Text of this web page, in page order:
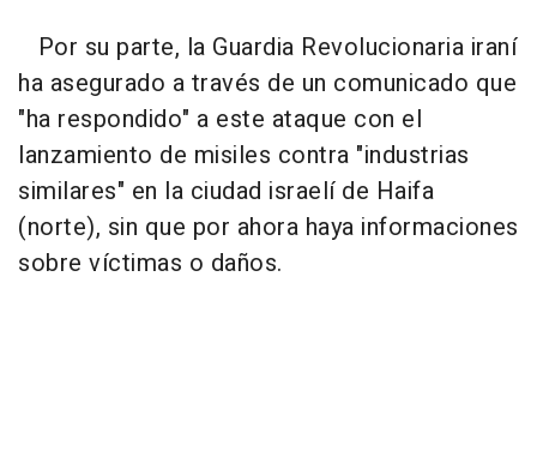
Por su parte, la Guardia Revolucionaria iraní
ha asegurado a través de un comunicado que
"ha respondido" a este ataque con el
lanzamiento de misiles contra "industrias
similares" en la ciudad israelí de Haifa
(norte), sin que por ahora haya informaciones
sobre víctimas o daños.